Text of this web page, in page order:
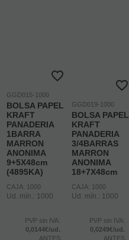
GGD015-1000
BOLSA PAPEL
KRAFT
PANADERIA
1BARRA
MARRON
ANONIMA
9+5X48cm
(4895KA)
CAJA: 1000
Ud. mín.: 1000
PVP sin IVA:
0,0144€/ud.
ANTES
GGD019-1000
BOLSA PAPEL
KRAFT
PANADERIA
3/4BARRAS
MARRON
ANONIMA
18+7X48cm
CAJA: 1000
Ud. mín.: 1000
PVP sin IVA:
0,0249€/ud.
ANTES